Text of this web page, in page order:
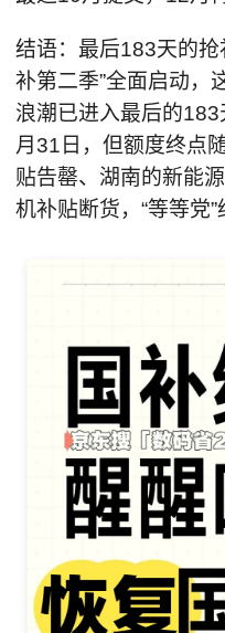
结语：最后183天的抢
补第二季”全面启动，
浪潮已进入最后的
月31日，但额度终点
贴告罄、湖南的新能
机补贴断货，“等等党